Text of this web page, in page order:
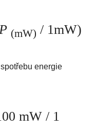
P (mW) / 1mW)
energie
mW / 1